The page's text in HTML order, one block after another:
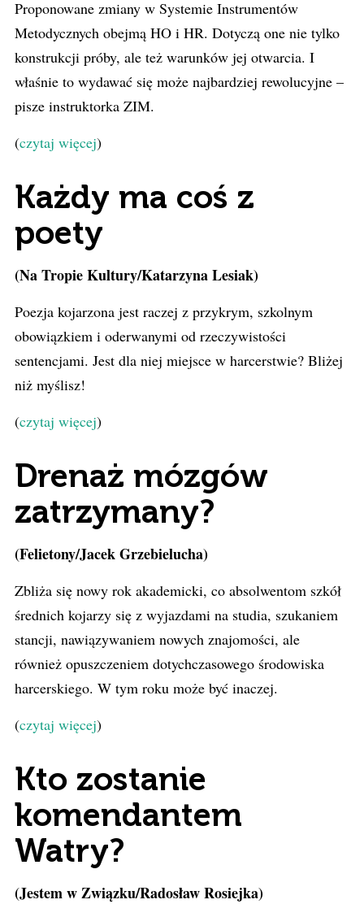
Proponowane zmiany w Systemie Instrumentów
Metodycznych obejmą HO i HR. Dotyczą one nie tylko
konstrukcji próby, ale też warunków jej otwarcia. I
właśnie to wydawać się może najbardziej rewolucyjne –
pisze instruktorka ZIM.
(czytaj więcej)
Każdy ma coś z
poety
(Na Tropie Kultury/Katarzyna Lesiak)
Poezja kojarzona jest raczej z przykrym, szkolnym
obowiązkiem i oderwanymi od rzeczywistości
sentencjami. Jest dla niej miejsce w harcerstwie? Bliżej
niż myślisz!
(czytaj więcej)
Drenaż mózgów
zatrzymany?
(Felietony/Jacek Grzebielucha)
Zbliża się nowy rok akademicki, co absolwentom szkół
średnich kojarzy się z wyjazdami na studia, szukaniem
stancji, nawiązywaniem nowych znajomości, ale
również opuszczeniem dotychczasowego środowiska
harcerskiego. W tym roku może być inaczej.
(czytaj więcej)
Kto zostanie
komendantem
Watry?
(Jestem w Związku/Radosław Rosiejka)